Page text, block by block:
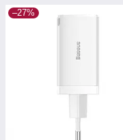
–27%